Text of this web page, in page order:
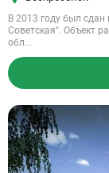
В 2013 году был
Советская". Объект
обл...